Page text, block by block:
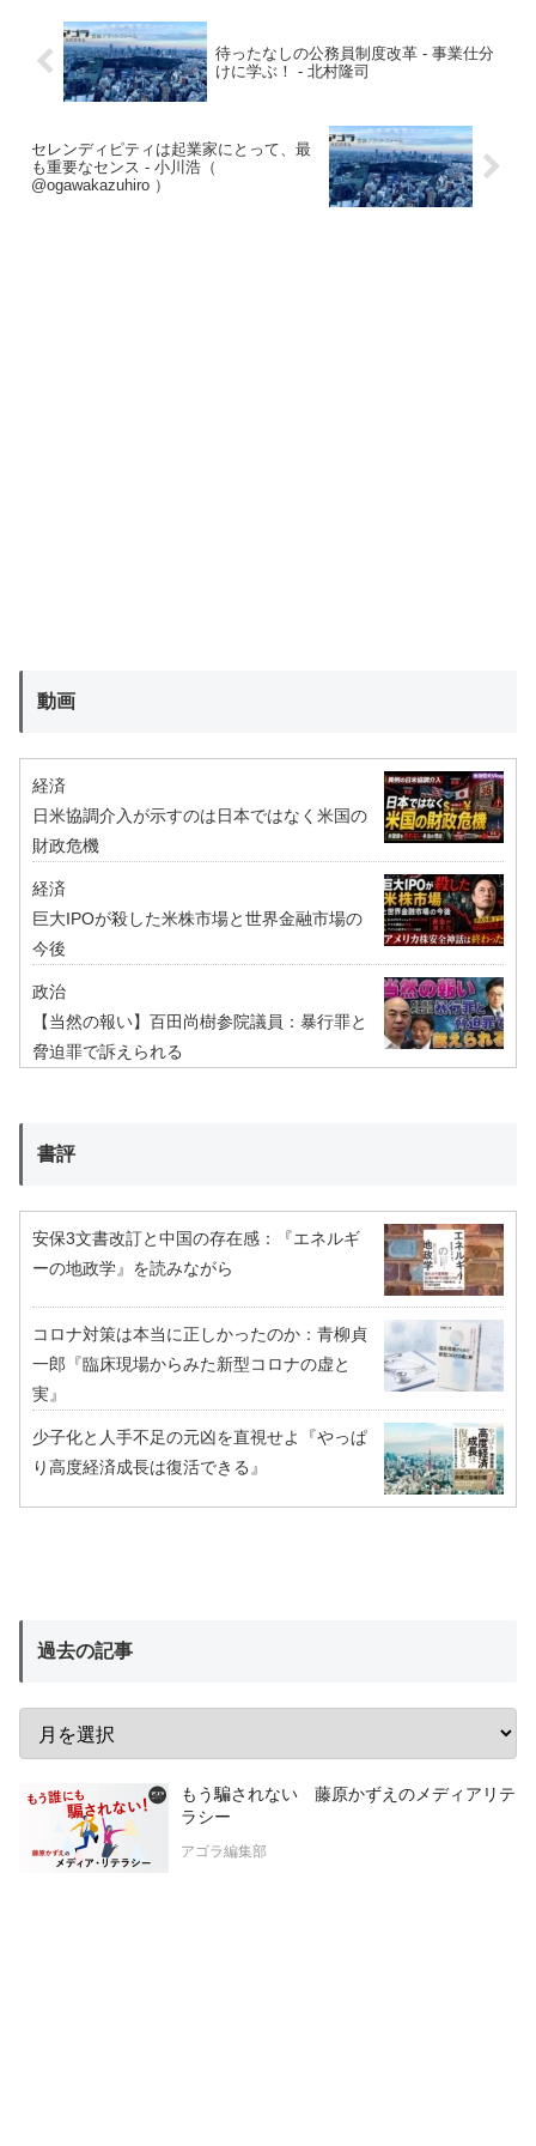
待ったなしの公務員制度改革 - 事業仕分
けに学ぶ！ - 北村隆司
セレンディピティは起業家にとって、最
も重要なセンス - 小川浩（
@ogawakazuhiro ）
動画
経済
日米協調介入が示すのは日本ではなく米国の
財政危機
経済
巨大IPOが殺した米株市場と世界金融市場の
今後
政治
【当然の報い】百田尚樹参院議員：暴行罪と
脅迫罪で訴えられる
書評
安保3文書改訂と中国の存在感：『エネルギ
ーの地政学』を読みながら
コロナ対策は本当に正しかったのか：青柳貞
一郎『臨床現場からみた新型コロナの虚と
実』
少子化と人手不足の元凶を直視せよ『やっぱ
り高度経済成長は復活できる』
過去の記事
もう騙されない 藤原かずえのメディアリテ
ラシー
アゴラ編集部